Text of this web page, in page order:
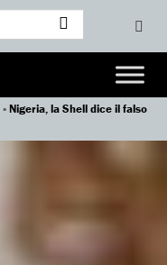
»Nigeria, la Shell dice il falso